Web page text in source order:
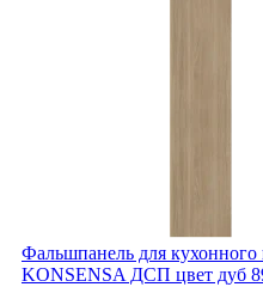
Фальшпанель для
KONSENSA ДСП цвет дуб